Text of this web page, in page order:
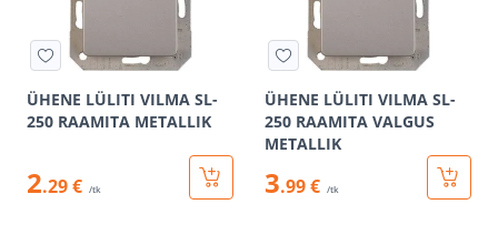
ÜHENE LÜLITI VILMA SL-
250 RAAMITA METALLIK
2.29 € /tk
ÜHENE LÜLITI VILMA SL-
250 RAAMITA VALGUS
METALLIK
3.99 € /tk